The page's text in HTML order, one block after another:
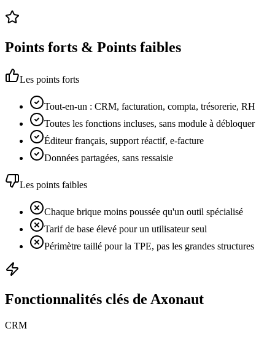
Points forts & Points faibles
Les points forts
Tout-en-un : CRM, facturation, compta, trésorerie, RH
Toutes les fonctions incluses, sans module à débloquer
Éditeur français, support réactif, e-facture
Données partagées, sans ressaisie
Les points faibles
Chaque brique moins poussée qu'un outil spécialisé
Tarif de base élevé pour un utilisateur seul
Périmètre taillé pour la TPE, pas les grandes structures
Fonctionnalités clés de Axonaut
CRM